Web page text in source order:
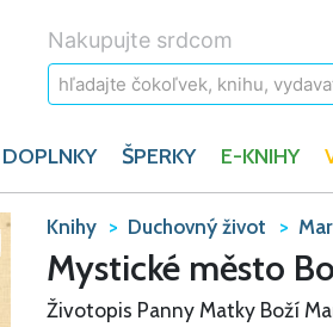
Nakupujte srdcom
ŠPERKY E-KNIHY
Knihy Duchovný život
Mystické město
Životopis Panny Matky Boží